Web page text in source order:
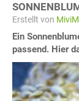
Erstellt von MiviM
Ein
passend. Hier